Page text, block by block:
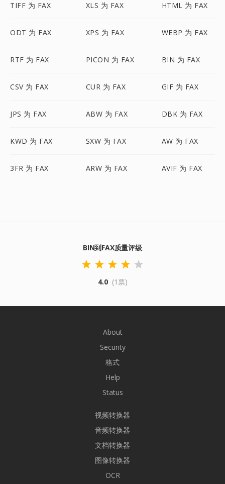
TIFF 为 FAX XLS 为 FAX HTML 为 FAX
ODT 为 FAX XPS 为 FAX WEBP 为 FAX
RTF 为 FAX PICON 为 FAX BIN 为 FAX
CSV 为 FAX CUR 为 FAX GIF 为 FAX
JPS 为 FAX ABW 为 FAX DBK 为 FAX
KWD 为 FAX SXW 为 FAX AW 为 FAX
3FR 为 FAX ARW 为 FAX AVIF 为 FAX
BIN到FAX质量评级
4.0 (1票)
About
Security
格式
Help
Status
视频转换器
音频转换器
文档转换器
图像转换器
OCR